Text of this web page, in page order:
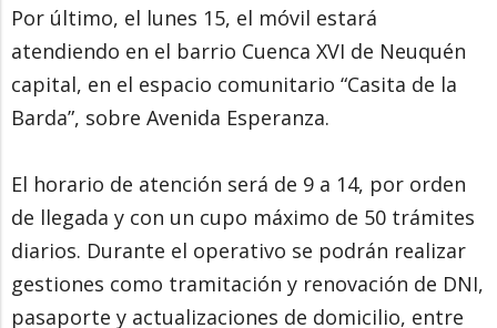
Por último, el lunes 15, el móvil estará
atendiendo en el barrio Cuenca XVI de Neuquén
capital, en el espacio comunitario “Casita de la
Barda”, sobre Avenida Esperanza.
El horario de atención será de 9 a 14, por orden
de llegada y con un cupo máximo de 50 trámites
diarios. Durante el operativo se podrán realizar
gestiones como tramitación y renovación de DNI,
pasaporte y actualizaciones de domicilio, entre